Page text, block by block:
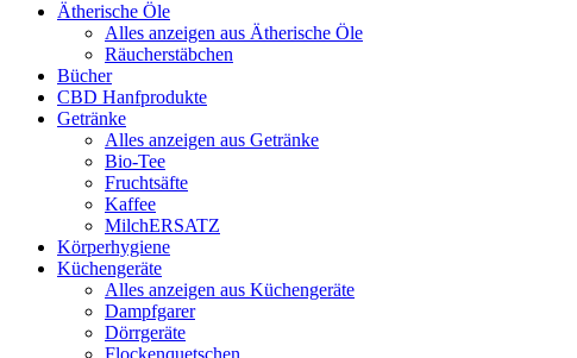
Ätherische Öle
Alles anzeigen aus Ätherische Öle
Räucherstäbchen
Bücher
CBD Hanfprodukte
Getränke
Alles anzeigen aus Getränke
Bio-Tee
Fruchtsäfte
Kaffee
MilchERSATZ
Körperhygiene
Küchengeräte
Alles anzeigen aus Küchengeräte
Dampfgarer
Dörrgeräte
Flockenquetschen